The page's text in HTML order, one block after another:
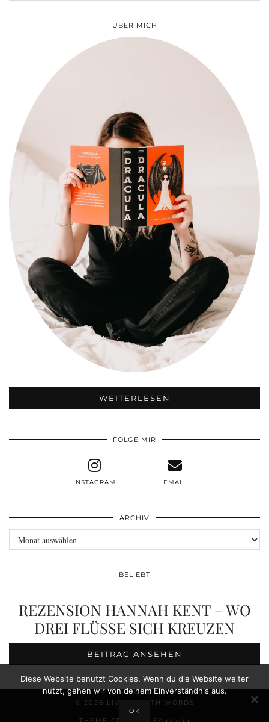
ÜBER MICH
WEITERLESEN
FOLGE MIR
INSTAGRAM EMAIL
ARCHIV
Archiv
BELIEBT
REZENSION HANNAH KENT – WO
DREI FLÜSSE SICH KREUZEN
BEITRAG ANSEHEN
© 2026 LIVE BREATH WORDS
Diese Website benutzt Cookies. Wenn du die Website weiter
nutzt, gehen wir von deinem Einverständnis aus.
OK